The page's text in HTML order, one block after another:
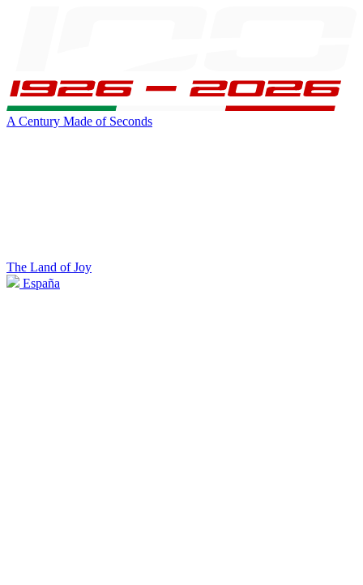
A Century Made of Seconds
The Land of Joy
España